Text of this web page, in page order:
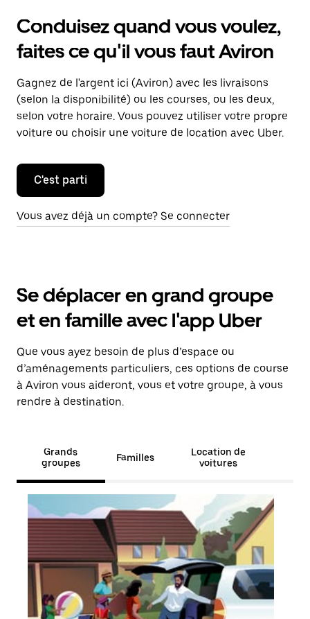
Conduisez quand vous voulez,
faites ce qu'il vous faut Aviron
Gagnez de l'argent ici (Aviron) avec les livraisons
(selon la disponibilité) ou les courses, ou les deux,
selon votre horaire. Vous pouvez utiliser votre propre
voiture ou choisir une voiture de location avec Uber.
C'est parti
Vous avez déjà un compte? Se connecter
Se déplacer en grand groupe
et en famille avec l'app Uber
Que vous ayez besoin de plus d’espace ou
d’aménagements particuliers, ces options de course
à Aviron vous aideront, vous et votre groupe, à vous
rendre à destination.
Grands
groupes
Familles
Location de
voitures